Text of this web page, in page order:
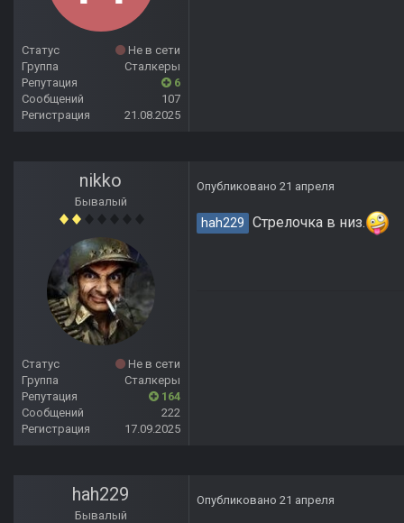
Статус
Не в сети
Группа
Сталкеры
Репутация
6
Сообщений
107
Регистрация
21.08.2025
nikko
Бывалый
Статус
Не в сети
Группа
Сталкеры
Репутация
164
Сообщений
222
Регистрация
17.09.2025
Опубликовано 21 апреля
hah229 Стрелочка в низ.
hah229
Бывалый
Опубликовано 21 апреля